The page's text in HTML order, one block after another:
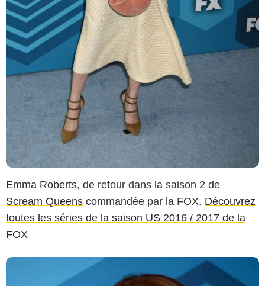
Emma Roberts, de retour dans la saison 2 de
Scream Queens commandée par la FOX. Découvrez
toutes les séries de la saison US 2016 / 2017 de la
FOX